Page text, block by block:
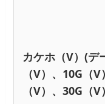
カケホ（V）(デ
（V）、10G（
（V）、30G（V